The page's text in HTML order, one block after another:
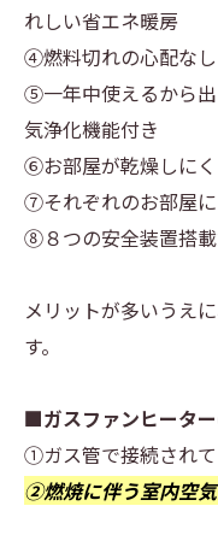
れしい省エネ暖房
④燃料切れの心配な
⑤一年中使えるから
気浄化機能付き
⑥お部屋が乾燥しに
⑦それぞれのお部屋
⑧８つの安全装置搭
メリットが多いうえ
す。
■ガスファンヒータ
①ガス管で接続され
②燃焼に伴う室内空